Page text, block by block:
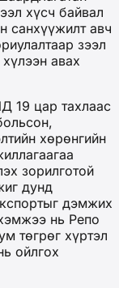
хүсч байвал
санхүүжилт авч
зээл
авах
19 цар тахлаас
хөрөнгийн
зорилготой
дунд
дэмжих
нь Репо
төгрөг хүртэл
ойлгох